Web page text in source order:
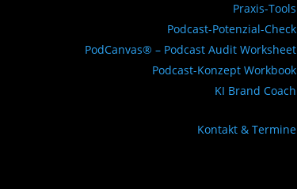
Praxis-Tools
Podcast-Potenzial-Check
PodCanvas® – Podcast Audit Worksheet
Podcast-Konzept Workbook
KI Brand Coach
Kontakt & Termine